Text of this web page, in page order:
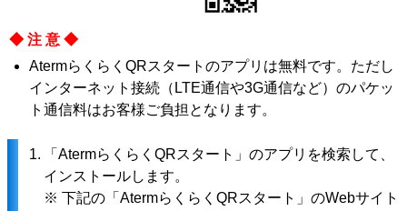
◆注意◆
AtermらくらくQRスタートのアプリは無料です。ただし
インターネット接続（LTE通信や3G通信など）のパケッ
ト通信料はお客様ご負担となります。
1.
「AtermらくらくQRスタート」のアプリを検索して、
インストールします。
※ 下記の「AtermらくらくQRスタート」のWebサイト